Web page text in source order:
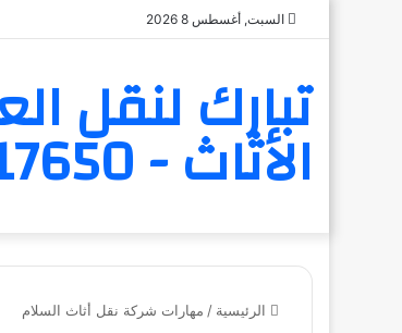
السبت, أغسطس 8 2026
تبارك لنقل
الأثاث - 6566717650
الرئيسية / مهارات شركة نقل أثاث السلام